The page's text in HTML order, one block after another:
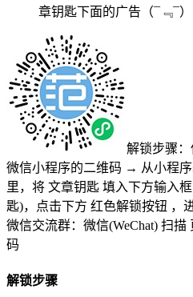
章钥匙下面的广告 （¯﹃¯）
解锁步骤：
微信小程序的二维码 → 从小程
里，将 文章钥匙 填入下方输入
匙)，点击下方 红色解锁按钮 ，
微信交流群：微信(WeChat) 扫描
码
解锁步骤